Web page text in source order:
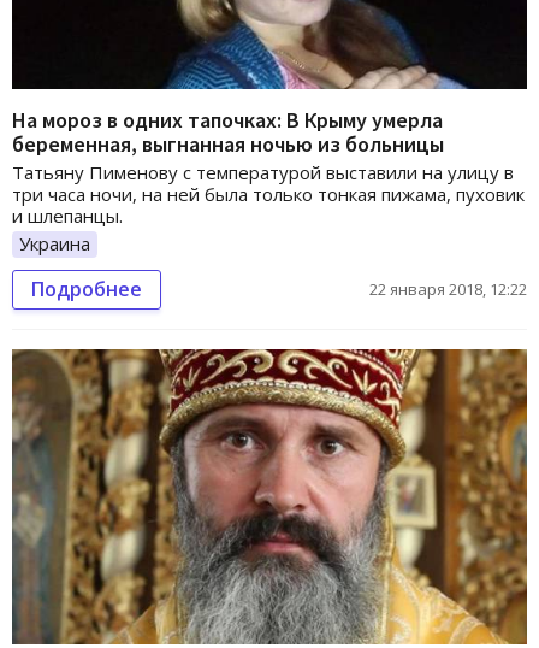
На мороз в одних тапочках: В Крыму умерла
беременная, выгнанная ночью из больницы
Татьяну Пименову с температурой выставили на улицу в
три часа ночи, на ней была только тонкая пижама, пуховик
и шлепанцы.
Украина
Подробнее 22 января 2018, 12:22